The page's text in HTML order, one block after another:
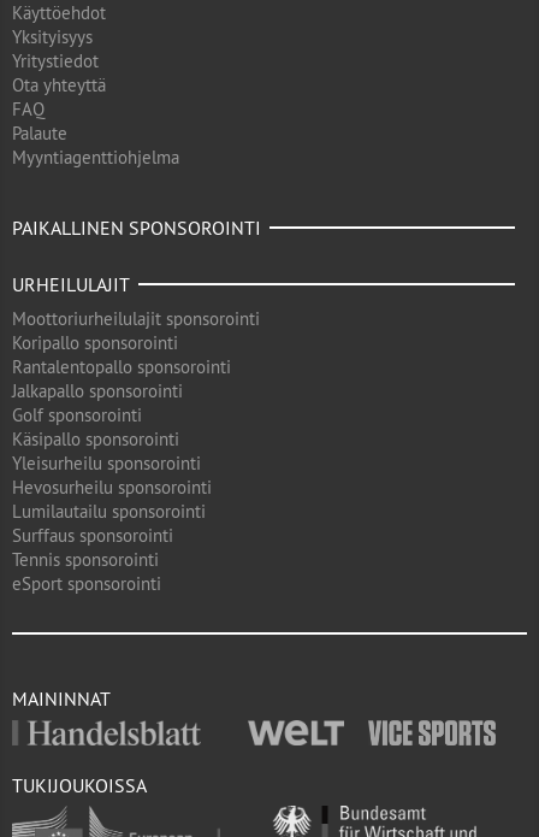
Käyttöehdot
Yksityisyys
Yritystiedot
Ota yhteyttä
FAQ
Palaute
Myyntiagenttiohjelma
PAIKALLINEN SPONSOROINTI
URHEILULAJIT
Moottoriurheilulajit sponsorointi
Koripallo sponsorointi
Rantalentopallo sponsorointi
Jalkapallo sponsorointi
Golf sponsorointi
Käsipallo sponsorointi
Yleisurheilu sponsorointi
Hevosurheilu sponsorointi
Lumilautailu sponsorointi
Surffaus sponsorointi
Tennis sponsorointi
eSport sponsorointi
MAININNAT
TUKIJOUKOISSA